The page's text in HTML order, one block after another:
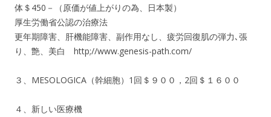
体＄450－（原価が値上がりの為、日本製）
厚生労働省公認の治療法
更年期障害、肝機能障害、副作用なし、疲労回復肌の弾力､張
り、艶、美白 http;//www.genesis-path.com/
３、MESOLOGICA（幹細胞）1回＄９００，2回＄１６００
４、新しい医療機